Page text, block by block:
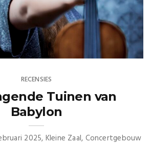
RECENSIES
Tuinen van
Babylon
2025, Kleine Zaal, Concertgebouw